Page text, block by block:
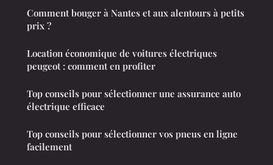
Comment bouger à Nantes et aux alentours à petits
prix ?
Location économique de voitures électriques
peugeot : comment en profiter
Top conseils pour sélectionner une assurance auto
électrique efficace
Top conseils pour sélectionner vos pneus en ligne
facilement